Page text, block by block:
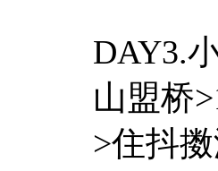
DAY3.
山盟桥
>住抖